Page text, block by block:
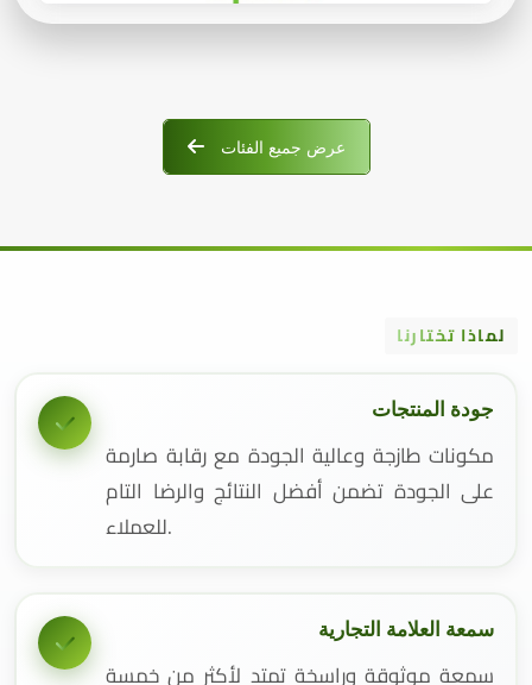
عرض جميع الفئات
لماذا تختارنا
جودة المنتجات
مكونات طازجة وعالية الجودة مع رقابة صارمة
على الجودة تضمن أفضل النتائج والرضا التام
للعملاء.
سمعة العلامة التجارية
سمعة موثوقة وراسخة تمتد لأكثر من خمسة